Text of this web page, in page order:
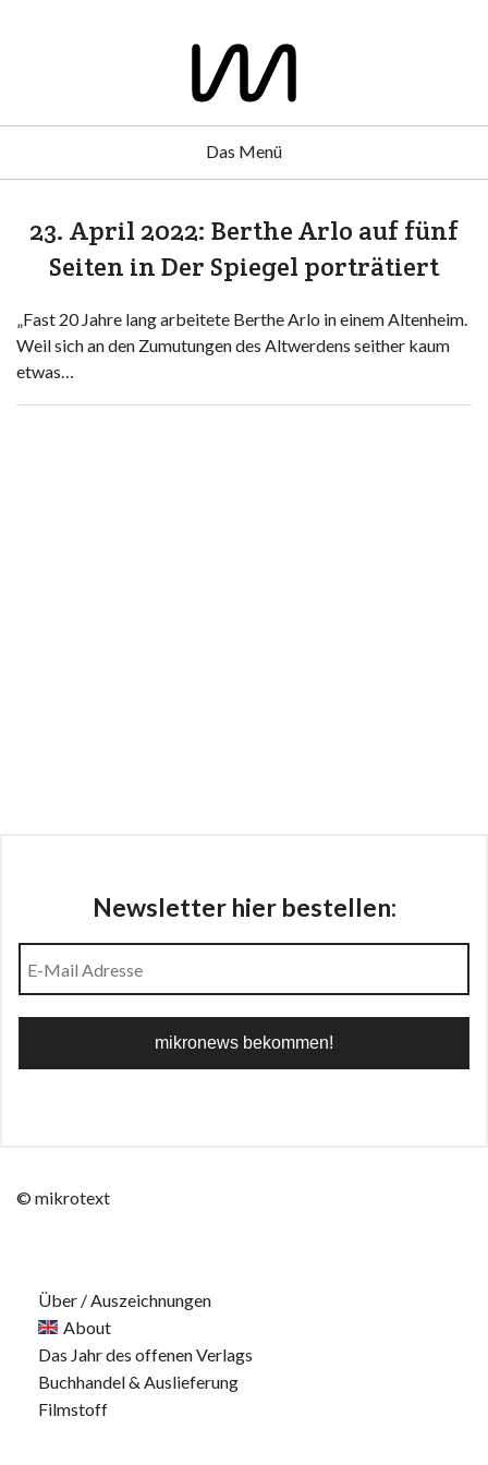
Das Menü
23. April 2022: Berthe Arlo auf fünf
Seiten in Der Spiegel porträtiert
„Fast 20 Jahre lang arbeitete Berthe Arlo in einem Altenheim.
Weil sich an den Zumutungen des Altwerdens seither kaum
etwas…
Newsletter hier bestellen:
© mikrotext
Über / Auszeichnungen
About
Das Jahr des offenen Verlags
Buchhandel & Auslieferung
Filmstoff